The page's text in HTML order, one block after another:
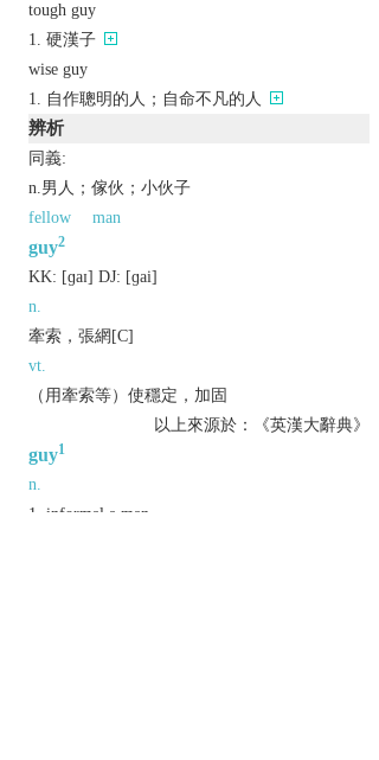
tough guy
硬漢子
wise guy
自作聰明的人；自命不凡的人
辨析
同義:
n.男人；傢伙；小伙子
fellow
man
guy2
KK: [ɡaɪ] DJ: [ɡai]
n.
牽索，張網[C]
vt.
（用牽索等）使穩定，加固
以上來源於：《英漢大辭典》
guy1
n.
informal a man.